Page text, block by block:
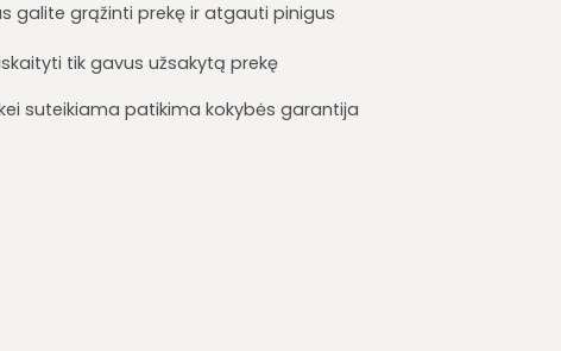
galite grąžinti prekę ir atgauti pinigus
tik gavus užsakytą prekę
suteikiama patikima kokybės garantija